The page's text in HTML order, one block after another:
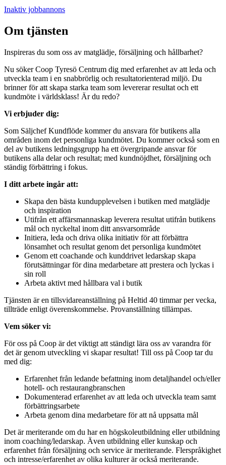
Inaktiv jobbannons
Om tjänsten
Inspireras du som oss av matglädje, försäljning och hållbarhet?
Nu söker Coop Tyresö Centrum dig med erfarenhet av att leda och
utveckla team i en snabbrörlig och resultatorienterad miljö. Du
brinner för att skapa starka team som levererar resultat och ett
kundmöte i världsklass! Är du redo?
Vi erbjuder dig:
Som Säljchef Kundflöde kommer du ansvara för butikens alla
områden inom det personliga kundmötet. Du kommer också som en
del av butikens ledningsgrupp ha ett övergripande ansvar för
butikens alla delar och resultat; med kundnöjdhet, försäljning och
ständig förbättring i fokus.
I ditt arbete ingår att:
Skapa den bästa kundupplevelsen i butiken med matglädje
och inspiration
Utifrån ett affärsmannaskap leverera resultat utifrån butikens
mål och nyckeltal inom ditt ansvarsområde
Initiera, leda och driva olika initiativ för att förbättra
lönsamhet och resultat genom det personliga kundmötet
Genom ett coachande och kunddrivet ledarskap skapa
förutsättningar för dina medarbetare att prestera och lyckas i
sin roll
Arbeta aktivt med hållbara val i butik
Tjänsten är en tillsvidareanställning på Heltid 40 timmar per vecka,
tillträde enligt överenskommelse. Provanställning tillämpas.
Vem söker vi:
För oss på Coop är det viktigt att ständigt lära oss av varandra för
det är genom utveckling vi skapar resultat! Till oss på Coop tar du
med dig:
Erfarenhet från ledande befattning inom detaljhandel och/eller
hotell- och restaurangbranschen
Dokumenterad erfarenhet av att leda och utveckla team samt
förbättringsarbete
Arbeta genom dina medarbetare för att nå uppsatta mål
Det är meriterande om du har en högskoleutbildning eller utbildning
inom coaching/ledarskap. Även utbildning eller kunskap och
erfarenhet från försäljning och service är meriterande. Flerspråkighet
och intresse/erfarenhet av olika kulturer är också meriterande.